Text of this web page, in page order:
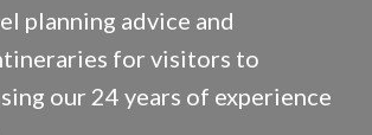
planning advice and
for visitors to
our 24 years of experience